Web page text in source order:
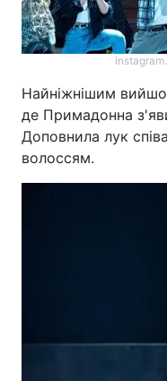
Найніжнішим
де Примадонна
Доповнила лук
волоссям.